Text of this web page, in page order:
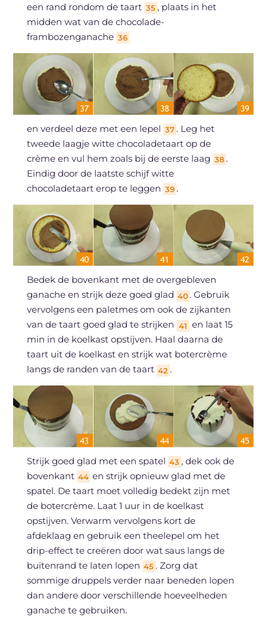
een rand rondom de taart 35 , plaats in het
midden wat van de chocolade-
frambozenganache 36
en verdeel deze met een lepel 37 . Leg het
tweede laagje witte chocoladetaart op de
crème en vul hem zoals bij de eerste laag 38 .
Eindig door de laatste schijf witte
chocoladetaart erop te leggen 39 .
Bedek de bovenkant met de overgebleven
ganache en strijk deze goed glad 40 . Gebruik
vervolgens een paletmes om ook de zijkanten
van de taart goed glad te strijken 41 en laat 15
min in de koelkast opstijven. Haal daarna de
taart uit de koelkast en strijk wat botercrème
langs de randen van de taart 42 .
Strijk goed glad met een spatel 43 , dek ook de
bovenkant 44 en strijk opnieuw glad met de
spatel. De taart moet volledig bedekt zijn met
de botercrème. Laat 1 uur in de koelkast
opstijven. Verwarm vervolgens kort de
afdeklaag en gebruik een theelepel om het
drip-effect te creëren door wat saus langs de
buitenrand te laten lopen 45 . Zorg dat
sommige druppels verder naar beneden lopen
dan andere door verschillende hoeveelheden
ganache te gebruiken.